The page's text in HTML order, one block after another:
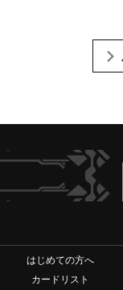
はじめての方へ
カードリスト